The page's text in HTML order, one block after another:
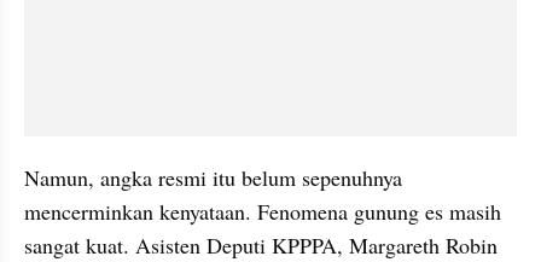
Namun, angka resmi itu belum sepenuhnya
mencerminkan kenyataan. Fenomena gunung es masih
sangat kuat. Asisten Deputi KPPPA, Margareth Robin